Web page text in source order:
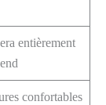
entièrement
confortables